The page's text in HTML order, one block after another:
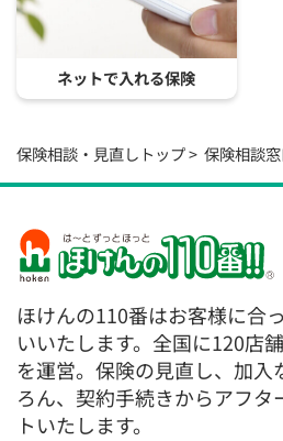
ネットで入れる保険
保険相談・見直しトップ 保険相談
ほけんの110番はお客様に合
いいたします。全国に120店
を運営。保険の見直し、加入
ろん、契約手続きからアフタ
トいたします。